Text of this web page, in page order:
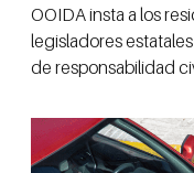
OOIDA insta a los
legisladores
de responsabilidad